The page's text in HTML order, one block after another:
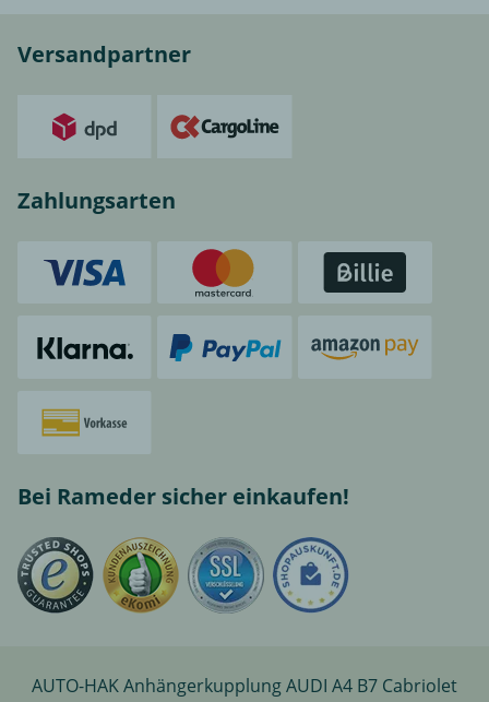
Versandpartner
Zahlungsarten
Bei Rameder sicher einkaufen!
AUTO-HAK Anhängerkupplung AUDI A4 B7 Cabriolet